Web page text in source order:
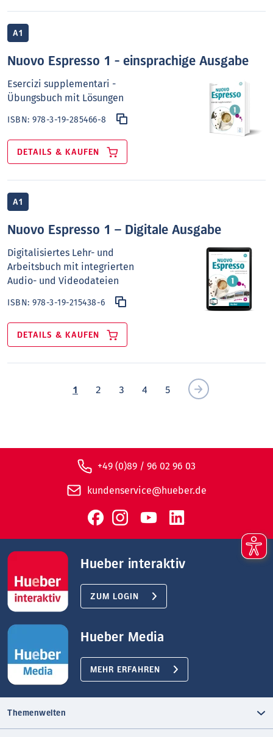
A1
Nuovo Espresso 1 - einsprachige Ausgabe
Esercizi supplementari -
Übungsbuch mit Lösungen
ISBN:978-3-19-285466-8
DETAILS & KAUFEN
A1
Nuovo Espresso 1 – Digitale Ausgabe
Digitalisiertes Lehr- und
Arbeitsbuch mit integrierten
Audio- und Videodateien
ISBN:978-3-19-215438-6
DETAILS & KAUFEN
1 2 3 4 5
+49 (0)89 / 96 02 96 03
kundenservice@hueber.de
Hueber interaktiv
ZUM LOGIN
Hueber Media
MEHR ERFAHREN
Themenwelten